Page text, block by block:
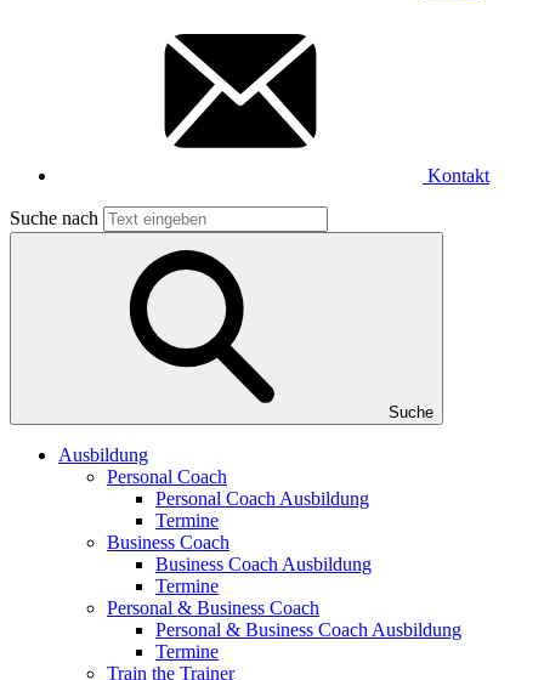
Kontakt
Suche nach
Suche
Ausbildung
Personal Coach
Personal Coach Ausbildung
Termine
Business Coach
Business Coach Ausbildung
Termine
Personal & Business Coach
Personal & Business Coach Ausbildung
Termine
Train the Trainer